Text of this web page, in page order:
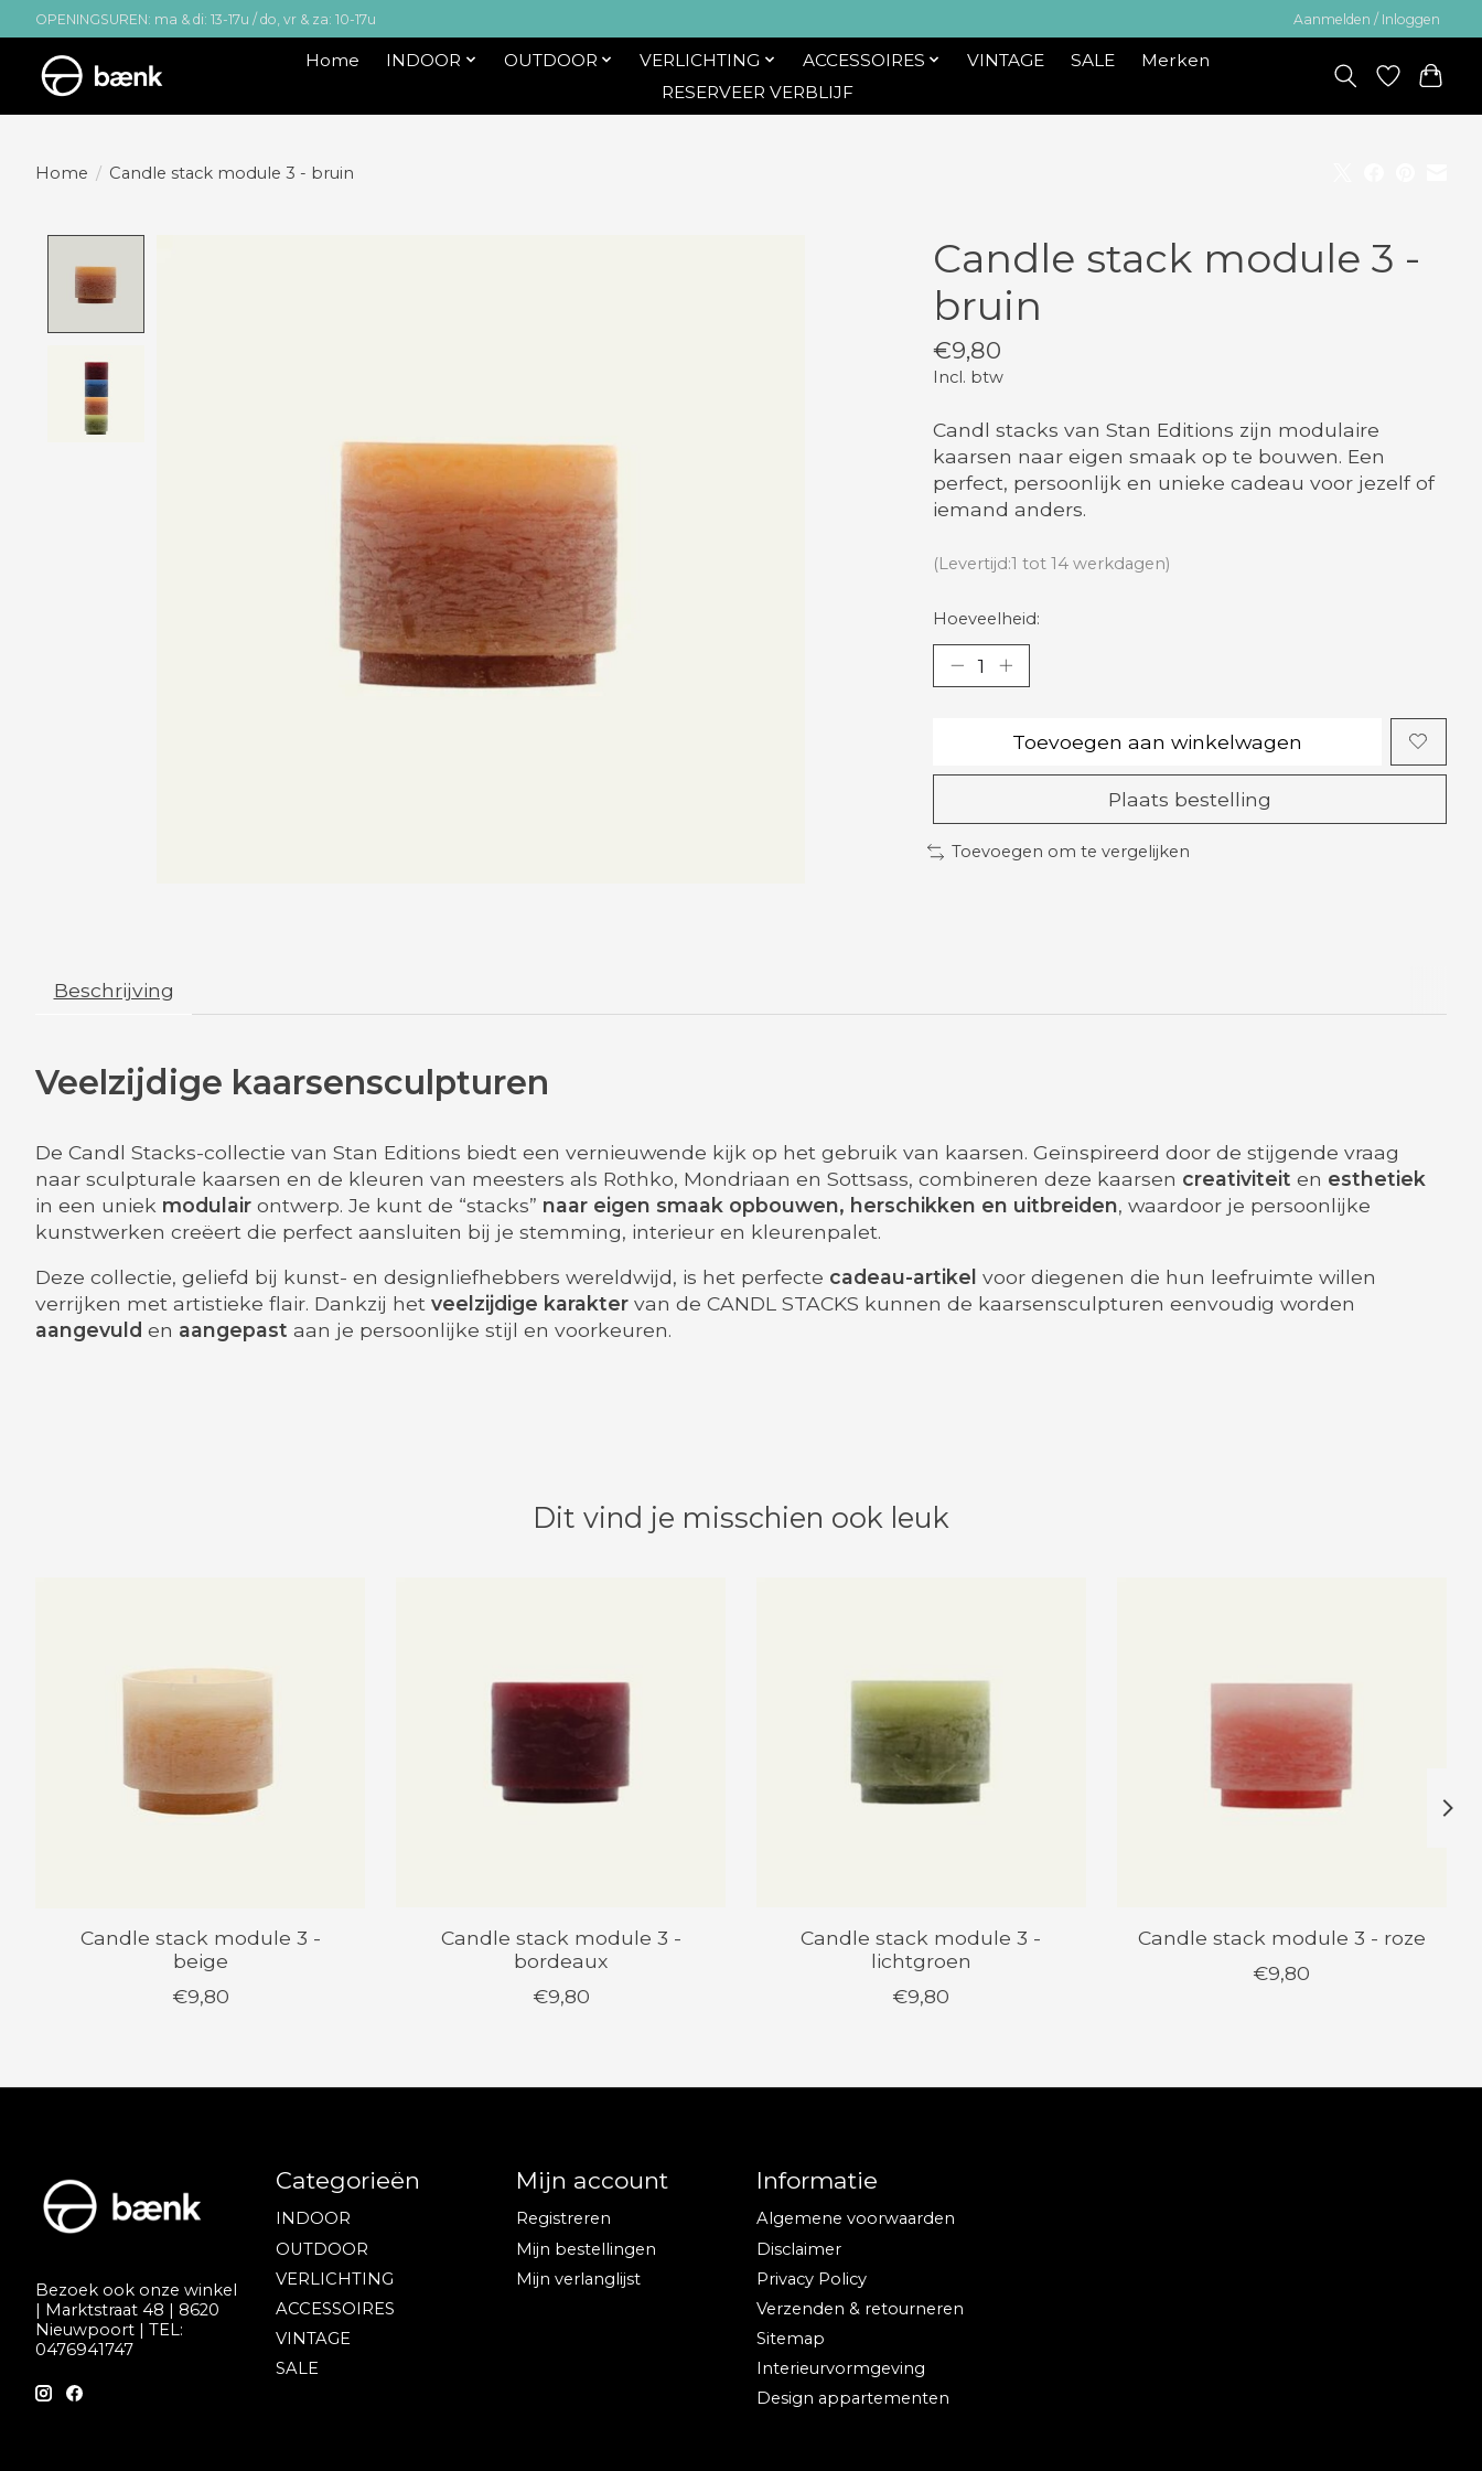
OPENINGSUREN: ma & di: 13-17u / do, vr & za: 10-17u Aanmelden / Inloggen
Home INDOOR OUTDOOR VERLICHTING ACCESSOIRES VINTAGE SALE
Merken
RESERVEER VERBLIJF
Home / Candle stack module 3 - bruin
Candle stack module 3 -
bruin
€9,80
Incl. btw
Candl stacks van Stan Editions zijn modulaire
kaarsen naar eigen smaak op te bouwen. Een
perfect, persoonlijk en unieke cadeau voor jezelf of
iemand anders.
(Levertijd:1 tot 14 werkdagen)
Hoeveelheid:
Toevoegen aan winkelwagen
Plaats bestelling
Toevoegen om te vergelijken
Beschrijving
Veelzijdige kaarsensculpturen
De Candl Stacks-collectie van Stan Editions biedt een vernieuwende kijk op het gebruik van kaarsen. Geïnspireerd door de stijgende vraag
naar sculpturale kaarsen en de kleuren van meesters als Rothko, Mondriaan en Sottsass, combineren deze kaarsen creativiteit en esthetiek
in een uniek modulair ontwerp. Je kunt de “stacks” naar eigen smaak opbouwen, herschikken en uitbreiden, waardoor je persoonlijke
kunstwerken creëert die perfect aansluiten bij je stemming, interieur en kleurenpalet.
Deze collectie, geliefd bij kunst- en designliefhebbers wereldwijd, is het perfecte cadeau-artikel voor diegenen die hun leefruimte willen
verrijken met artistieke flair. Dankzij het veelzijdige karakter van de CANDL STACKS kunnen de kaarsensculpturen eenvoudig worden
aangevuld en aangepast aan je persoonlijke stijl en voorkeuren.
Dit vind je misschien ook leuk
Candle stack module 3 -
beige
€9,80
Candle stack module 3 -
bordeaux
€9,80
Candle stack module 3 -
lichtgroen
€9,80
Candle stack module 3 - roze
€9,80
Bezoek ook onze winkel
| Marktstraat 48 | 8620
Nieuwpoort | TEL:
0476941747
Categorieën
INDOOR
OUTDOOR
VERLICHTING
ACCESSOIRES
VINTAGE
SALE
Mijn account
Registreren
Mijn bestellingen
Mijn verlanglijst
Informatie
Algemene voorwaarden
Disclaimer
Privacy Policy
Verzenden & retourneren
Sitemap
Interieurvormgeving
Design appartementen